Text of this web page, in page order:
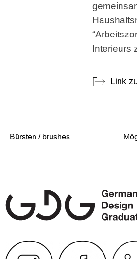
Interieurs
Link
Beitragsnavigation
Bürsten / brushes